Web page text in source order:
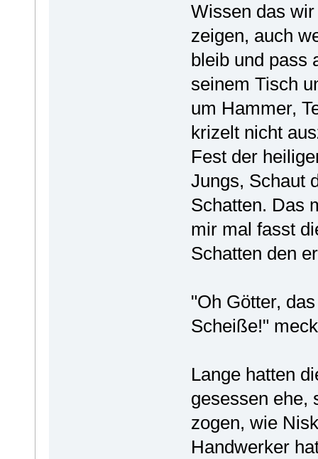
Wissen das
zeigen, auch
bleib und pass
seinem Tisch
um Hammer,
krizelt nicht
Fest der
Jungs, Schaut
Schatten. Das
mir mal fasst
Schatten den
"Oh Götter,
Scheiße!"
Lange hatten
gesessen ehe,
zogen, wie
Handwerker